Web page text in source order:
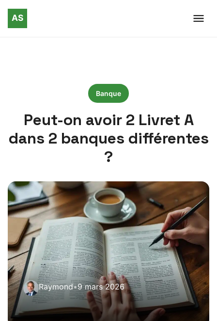
Banque
Peut-on avoir 2 Livret A
dans 2 banques différentes
?
Raymond•9 mars 2026